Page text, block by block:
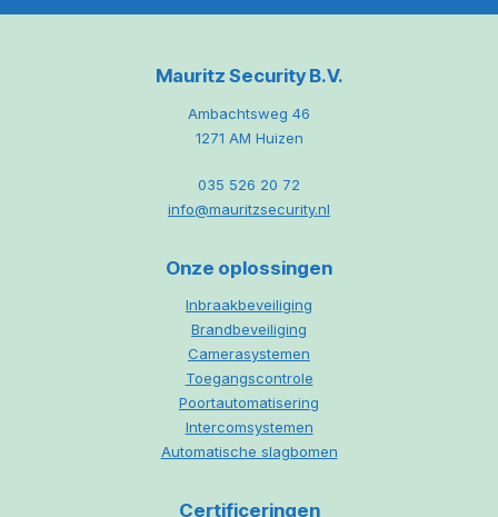
Mauritz Security B.V.
Ambachtsweg 46
1271 AM Huizen
035 526 20 72
info@mauritzsecurity.nl
Onze oplossingen
Inbraakbeveiliging
Brandbeveiliging
Camerasystemen
Toegangscontrole
Poortautomatisering
Intercomsystemen
Automatische slagbomen
Certificeringen